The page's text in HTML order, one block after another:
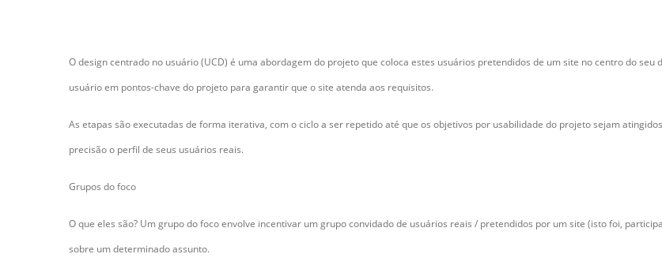
O design centrado no usuário (UCD) é uma abordagem do projeto que coloca estes usuários pretendidos de um site no centro do
usuário em pontos-chave do projeto para garantir que o site atenda aos requisitos.
As etapas são executadas de forma iterativa, com o ciclo a ser repetido até que os objetivos por usabilidade do projeto sejam
precisão o perfil de seus usuários reais.
Grupos do foco
O que eles são? Um grupo do foco envolve incentivar um grupo convidado de usuários reais / pretendidos por um site (isto foi,
sobre um determinado assunto.